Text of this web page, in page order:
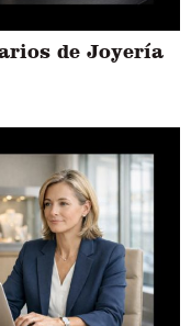
de Joyería